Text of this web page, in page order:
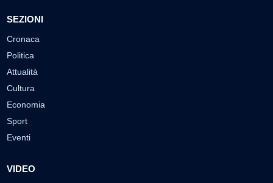
SEZIONI
Cronaca
Politica
Attualità
Cultura
Economia
Sport
Eventi
VIDEO